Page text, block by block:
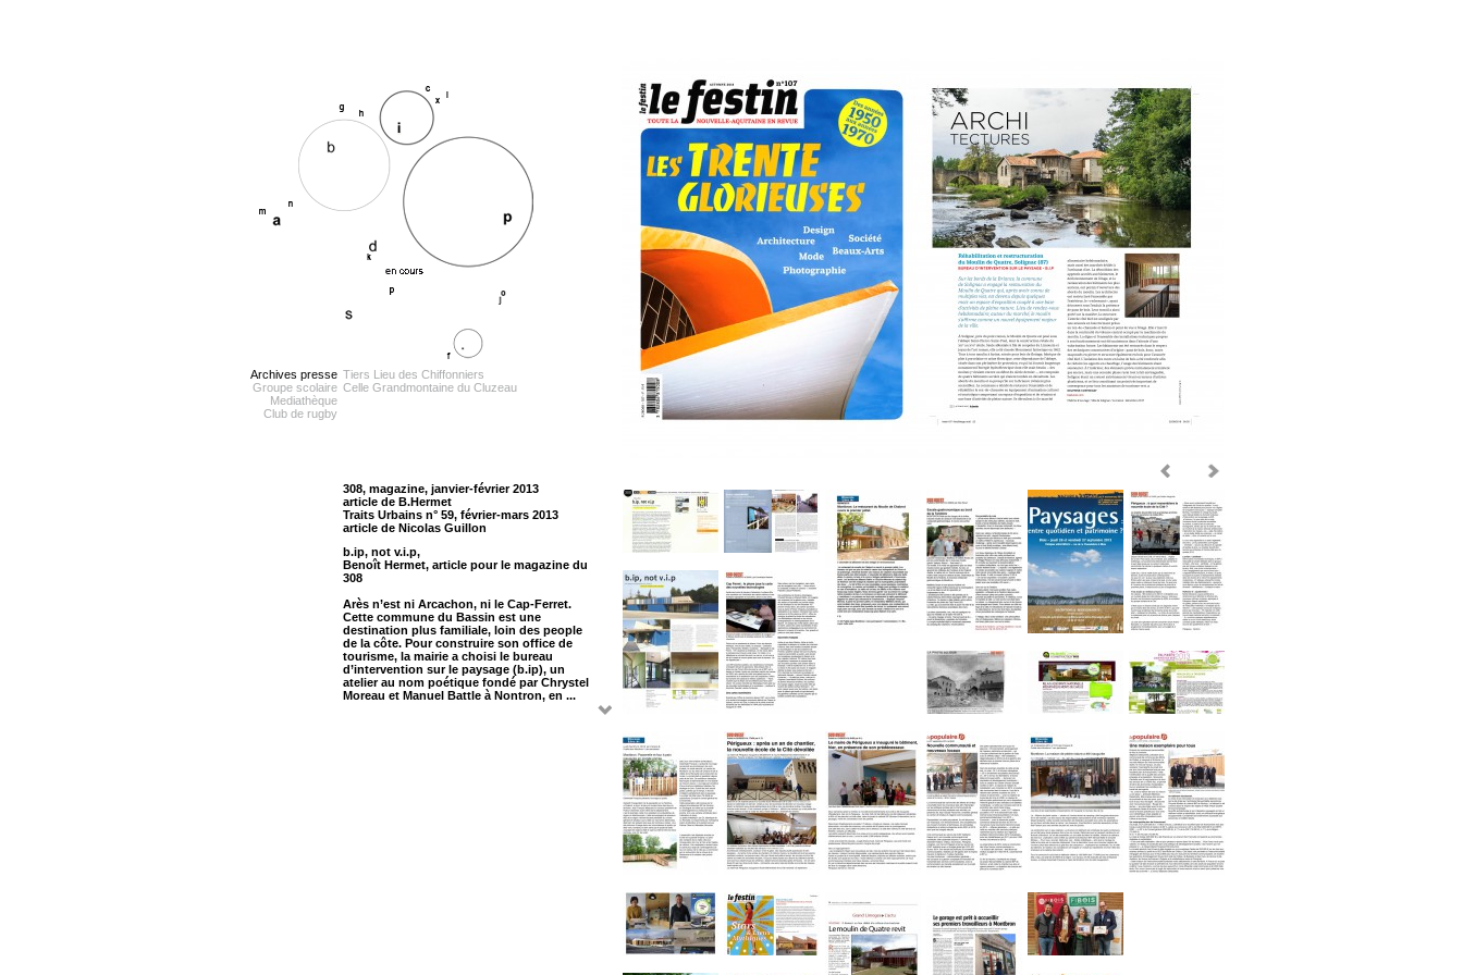
Archives presse
Groupe scolaire
Mediathèque
Club de rugby
Tiers Lieu des Chiffonniers
Celle Grandmontaine du Cluzeau
308, magazine, janvier-février 2013
article de B.Hermet
Traits Urbains n° 59, février-mars 2013
article de Nicolas Guillon
b.ip, not v.i.p,
Benoît Hermet, article pour le magazine du
308
Arès n’est ni Arcachon, ni le Cap-Ferret.
Cette commune du Bassin est une
destination plus familiale, loin des people
de la côte. Pour construire son office de
tourisme, la mairie a choisi le bureau
d’intervention sur le paysage (b.ip), un
atelier au nom poétique fondé par Chrystel
Moreau et Manuel Battle à Nontron, en ...